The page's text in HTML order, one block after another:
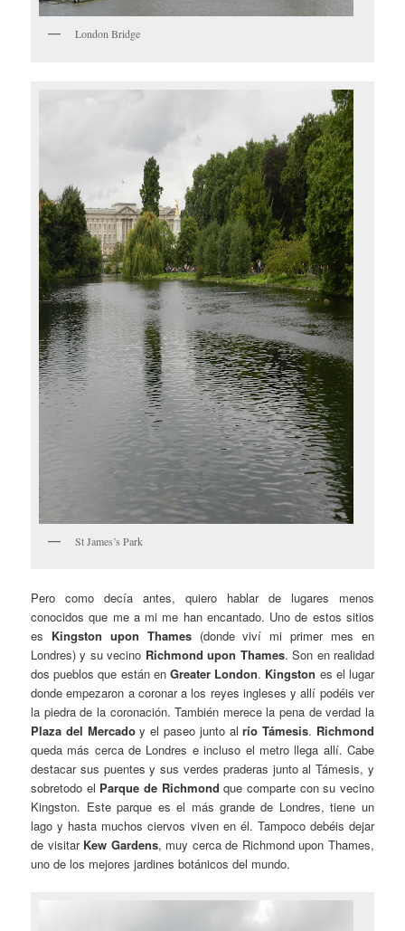
London Bridge
St James’s Park
Pero como decía antes, quiero hablar de lugares menos
conocidos que me a mi me han encantado. Uno de estos sitios
es Kingston upon Thames (donde viví mi primer mes en
Londres) y su vecino Richmond upon Thames. Son en realidad
dos pueblos que están en Greater London. Kingston es el lugar
donde empezaron a coronar a los reyes ingleses y allí podéis ver
la piedra de la coronación. También merece la pena de verdad la
Plaza del Mercadoy el paseo junto al río Támesis. Richmond
queda más cerca de Londres e incluso el metro llega allí. Cabe
destacar sus puentes y sus verdes praderas junto al Támesis, y
sobretodo el Parque de Richmond que comparte con su vecino
Kingston. Este parque es el más grande de Londres, tiene un
lago y hasta muchos ciervos viven en él. Tampoco debéis dejar
de visitar Kew Gardens, muy cerca de Richmond upon Thames,
uno de los mejores jardines botánicos del mundo.